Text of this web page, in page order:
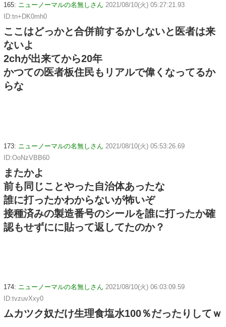
165: ニューノーマルの名無しさん 2021/08/10(火) 05:27:21.93
ID:tn+DK0mh0
ここはどっかと合併前するかしないと医者は来
ないよ
2chが出来てから20年
かつての医者板住民もリアルで偉くなってるか
らな
173: ニューノーマルの名無しさん 2021/08/10(火) 05:53:26.69
ID:OoNzVBB60
またかよ
前も同じことやった自治体あったな
誰に打ったかわからないが怖いぞ
接種済みの製造番号のシールを誰に打ったか確
認もせずにに貼って返してたのか？
174: ニューノーマルの名無しさん 2021/08/10(火) 06:03:09.59
ID:tvzuvXxy0
ムカツク奴だけ生理食塩水100％だったりしてｗ